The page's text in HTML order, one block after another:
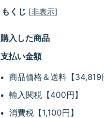
もくじ [非表示]
購入した商品
支払い金額
商品価格＆送料【34,819
輸入関税【400円】
消費税【1,100円】